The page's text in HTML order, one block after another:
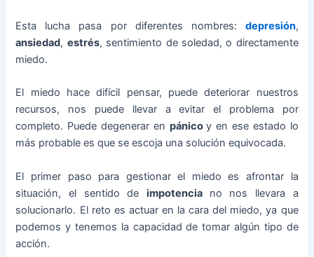
Esta lucha pasa por diferentes nombres: depresión,
ansiedad, estrés, sentimiento de soledad, o directamente
miedo.
El miedo hace difícil pensar, puede deteriorar nuestros
recursos, nos puede llevar a evitar el problema por
completo. Puede degenerar en pánicoy en ese estado lo
más probable es que se escoja una solución equivocada.
El primer paso para gestionar el miedo es afrontar la
situación, el sentido de impotencia no nos llevara a
solucionarlo. El reto es actuar en la cara del miedo, ya que
podemos y tenemos la capacidad de tomar algún tipo de
acción.